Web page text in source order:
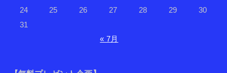
24
25 26 27 28 29
30
31
« 7月